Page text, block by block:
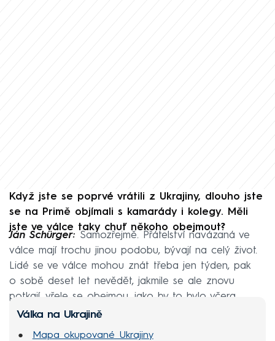
Když jste se poprvé vrátili z Ukrajiny, dlouho jste
se na Primě objímali s kamarády i kolegy. Měli
jste ve válce taky chuť někoho obejmout?
Ján Schürger: Samozřejmě. Přátelství navázaná ve
válce mají trochu jinou podobu, bývají na celý život.
Lidé se ve válce mohou znát třeba jen týden, pak
o sobě deset let nevědět, jakmile se ale znovu
potkají, vřele se obejmou, jako by to bylo včera.
Válka na Ukrajině
Mapa okupované Ukrajiny